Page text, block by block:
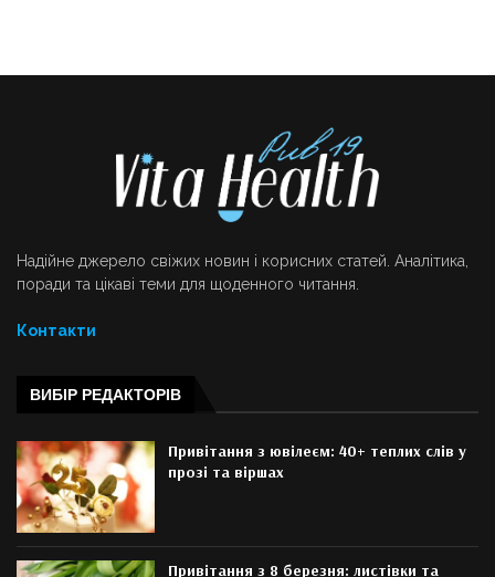
Надійне джерело свіжих новин і корисних статей. Аналітика,
поради та цікаві теми для щоденного читання.
Контакти
ВИБІР РЕДАКТОРІВ
Привітання з ювілеєм: 40+ теплих слів у
прозі та віршах
Привітання з 8 березня: листівки та